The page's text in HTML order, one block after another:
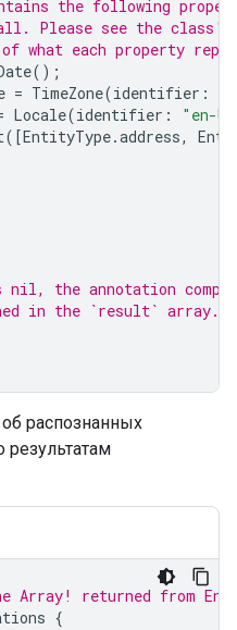
the following
Please see the class's
what each property
();
= TimeZone(identifier :
Locale(identifier :
"en-
([EntityType.address,
the annotation
in the `result` array.
распознанных
результатам
Array! returned from
{